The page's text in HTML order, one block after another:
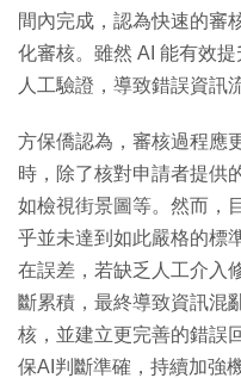
間內完成，認為快速的審
化審核。雖然 AI 能有效
人工驗證，導致錯誤資訊
方保僑認為，審核過程應
時，除了核對申請者提供
如檢視街景圖等。然而，
乎並未達到如此嚴格的標
在誤差，若缺乏人工介入
斷累積，最終導致資訊混
核，並建立更完善的錯誤
保AI判斷準確，持續加強